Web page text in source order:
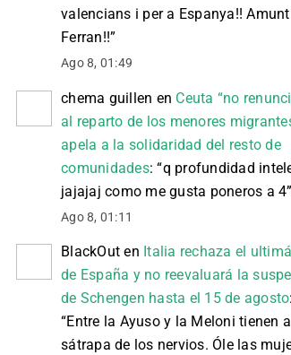
valencians i per a Espanya!! Amunt
Ferran!!”
Ago 8, 01:49
chema guillen en Ceuta “no
al reparto de los menores
apela a la solidaridad del resto de
comunidades: “q profundidad
jajajaj como me gusta poneros a 4”
Ago 8, 01:11
BlackOut en Italia rechaza el
de España y no reevaluará la
de Schengen hasta el 15 de agosto:
“Entre la Ayuso y la Meloni tienen al
sátrapa de los nervios. Óle las